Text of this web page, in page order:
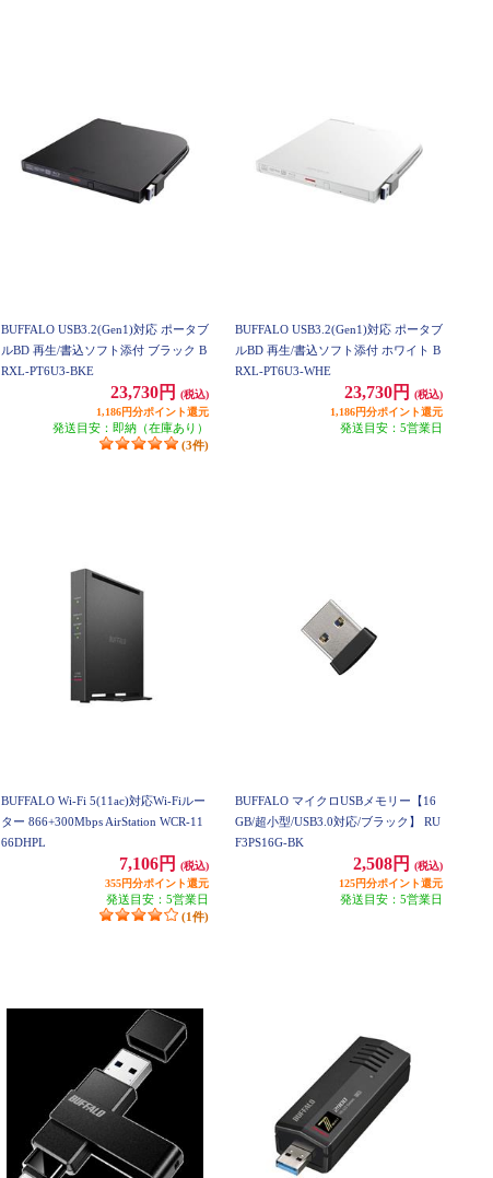
BUFFALO USB3.2(Gen1)対応 ポータブ
ルBD 再生/書込ソフト添付 ブラック B
RXL-PT6U3-BKE
23,730円
(税込)
1,186円分ポイント還元
発送目安：即納（在庫あり）
(3件)
BUFFALO USB3.2(Gen1)対応 ポータブ
ルBD 再生/書込ソフト添付 ホワイト B
RXL-PT6U3-WHE
23,730円
(税込)
1,186円分ポイント還元
発送目安：5営業日
BUFFALO Wi-Fi 5(11ac)対応Wi-Fiルー
ター 866+300Mbps AirStation WCR-11
66DHPL
7,106円
(税込)
355円分ポイント還元
発送目安：5営業日
(1件)
BUFFALO マイクロUSBメモリー【16
GB/超小型/USB3.0対応/ブラック】 RU
F3PS16G-BK
2,508円
(税込)
125円分ポイント還元
発送目安：5営業日